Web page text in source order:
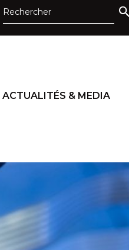
ACTUALITÉS & MEDIA